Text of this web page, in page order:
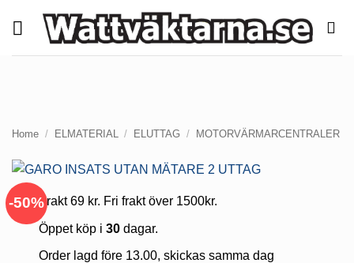
Home / ELMATERIAL / ELUTTAG / MOTORVÄRMARCENTRALER
-50%Frakt 69 kr. Fri frakt över 1500kr.
Öppet köp i 30dagar.
Order lagd före 13.00, skickas samma dag